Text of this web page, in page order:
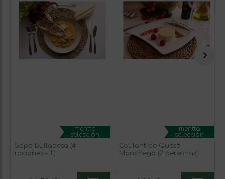
mentta
selección
Sopa Bullabesa (4
raciones - 1l)
mentta
selección
Coulant de Queso
Manchego (2 personas)